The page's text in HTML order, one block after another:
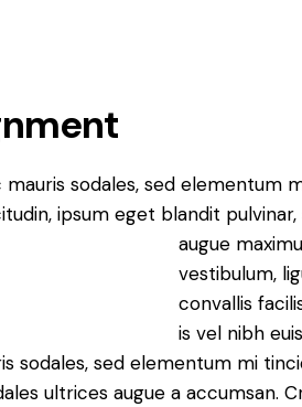
sodales, sed elementum
ipsum eget blandit
augue
vestibulum,
convallis
is vel nibh
sodales, sed elementum mi
ultrices augue a accumsan.